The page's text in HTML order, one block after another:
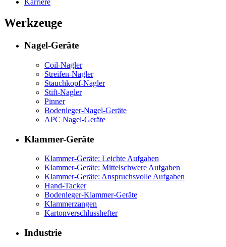
Werkzeuge
Nagel-Geräte
Coil-Nagler
Streifen-Nagler
Stauchkopf-Nagler
Stift-Nagler
Pinner
Bodenleger-Nagel-Geräte
APC Nagel-Geräte
Klammer-Geräte
Klammer-Geräte: Leichte Aufgaben
Klammer-Geräte: Mittelschwere Aufgaben
Klammer-Geräte: Anspruchsvolle Aufgaben
Hand-Tacker
Bodenleger-Klammer-Geräte
Klammerzangen
Kartonverschlusshefter
Industrie